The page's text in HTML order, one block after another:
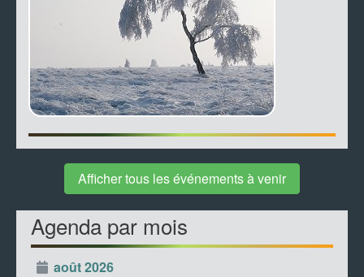
Afficher tous les événements à venir
Agenda par mois
août 2026